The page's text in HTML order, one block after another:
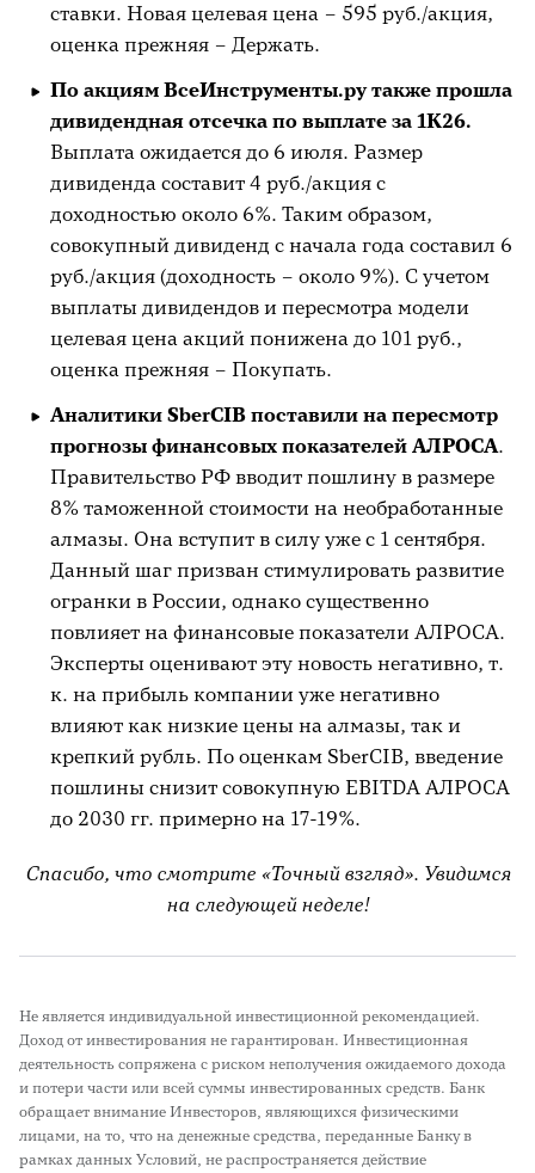
ставки. Новая целевая цена – 595 руб./акция,
оценка прежняя – Держать.
По акциям ВсеИнструменты.ру также прошла
дивидендная отсечка по выплате за 1К26.
Выплата ожидается до 6 июля. Размер
дивиденда составит 4 руб./акция с
доходностью около 6%. Таким образом,
совокупный дивиденд с начала года составил 6
руб./акция (доходность – около 9%). С учетом
выплаты дивидендов и пересмотра модели
целевая цена акций понижена до 101 руб.,
оценка прежняя – Покупать.
Аналитики SberCIB поставили на пересмотр
прогнозы финансовых показателей АЛРОСА.
Правительство РФ вводит пошлину в размере
8% таможенной стоимости на необработанные
алмазы. Она вступит в силу уже с 1 сентября.
Данный шаг призван стимулировать развитие
огранки в России, однако существенно
повлияет на финансовые показатели АЛРОСА.
Эксперты оценивают эту новость негативно, т.
к. на прибыль компании уже негативно
влияют как низкие цены на алмазы, так и
крепкий рубль. По оценкам SberCIB, введение
пошлины снизит совокупную EBITDA АЛРОСА
до 2030 гг. примерно на 17-19%.
Спасибо, что смотрите «Точный взгляд». Увидимся
на следующей неделе!
Не является индивидуальной инвестиционной рекомендацией.
Доход от инвестирования не гарантирован. Инвестиционная
деятельность сопряжена с риском неполучения ожидаемого дохода
и потери части или всей суммы инвестированных средств. Банк
обращает внимание Инвесторов, являющихся физическими
лицами, на то, что на денежные средства, переданные Банку в
рамках данных Условий, не распространяется действие